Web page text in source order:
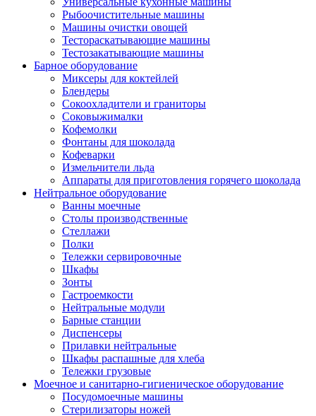
Рыбоочистительные машины
Машины очистки овощей
Тестораскатывающие машины
Тестозакатывающие машины
Барное оборудование
Миксеры для коктейлей
Блендеры
Сокоохладители и граниторы
Соковыжималки
Кофемолки
Фонтаны для шоколада
Кофеварки
Измельчители льда
Аппараты для приготовления горячего шоколада
Нейтральное оборудование
Ванны моечные
Столы производственные
Стеллажи
Полки
Тележки сервировочные
Шкафы
Зонты
Гастроемкости
Нейтральные модули
Барные станции
Диспенсеры
Прилавки нейтральные
Шкафы распашные для хлеба
Тележки грузовые
Моечное и санитарно-гигиеническое оборудование
Посудомоечные машины
Стерилизаторы ножей